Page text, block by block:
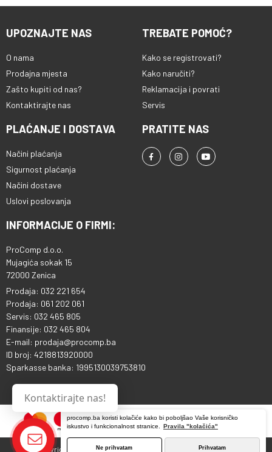
procomp.ba koristi kolačiće kako bi poboljšao Vaše korisničko
iskustvo i funkcionalnost stranice.
Pravila "kolačića"
Ne prihvatam Prihvatam
UPOZNAJTE NAS
O nama
Prodajna mjesta
Zašto kupiti od nas?
Kontaktirajte nas
TREBATE POMOĆ?
Kako se registrovati?
Kako naručiti?
Reklamacija i povrati
Servis
PLAĆANJE I DOSTAVA
Načini plaćanja
Sigurnost plaćanja
Načini dostave
Uslovi poslovanja
PRATITE NAS
INFORMACIJE O FIRMI:
ProComp d.o.o.
Mujagića sokak 15
72000 Zenica
Prodaja: 032 221 654
Prodaja: 061 202 061
Servis: 032 465 805
Finansije: 032 465 804
E-mail: prodaja@procomp.ba
ID broj: 4218813920000
Sparkasse banka: 1995130039753810
Copyright © 2013 - 2026 ProComp d.o.o. Sva prava pridržana.
Kontaktirajte nas!